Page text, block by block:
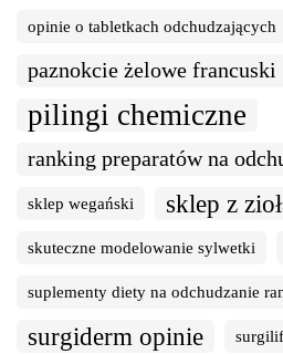
opinie o tabletkach odchudzających
paznokcie żelowe francuski
pilingi chemiczne
ranking preparatów na
sklep wegański sklep z
skuteczne modelowanie sylwetki
suplementy diety na odchudzanie
surgiderm opinie